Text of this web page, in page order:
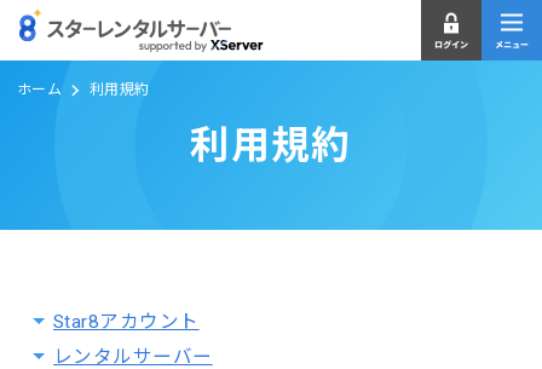
ホーム 利用規約
利用規約
Star8アカウント
レンタルサーバー